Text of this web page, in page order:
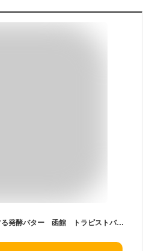
【送料無料】北海道を代表する発酵バター 函館 トラピストバター【北海道土産】